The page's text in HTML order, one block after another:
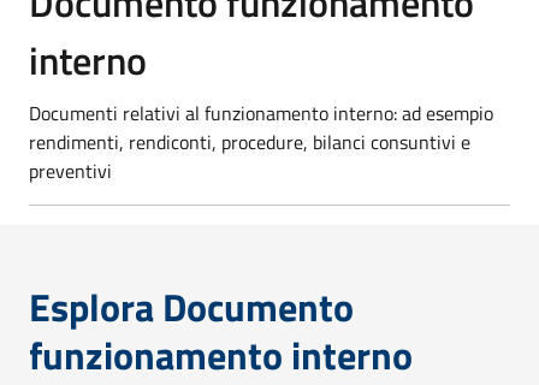
interno
Documenti relativi al funzionamento interno: ad esempio
rendimenti, rendiconti, procedure, bilanci consuntivi e
preventivi
Esplora Documento
funzionamento interno